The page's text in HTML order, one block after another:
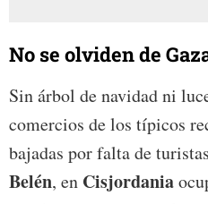
No se olviden de
Sin árbol de navidad ni
comercios de los típicos
bajadas por falta de
Belén, en Cisjordania